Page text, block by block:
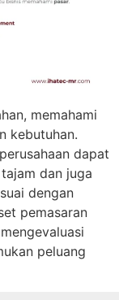
memahami
kebutuhan.
dapat
dan juga
dengan
pemasaran
peluang